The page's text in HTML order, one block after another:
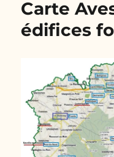
Carte
édifices